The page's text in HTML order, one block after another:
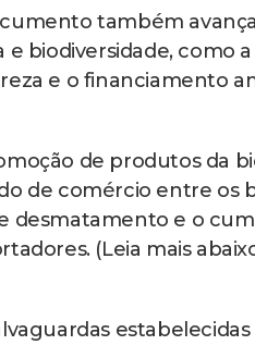
também
e biodiversidade, como
e o financiamento
de produtos da
de comércio entre os
desmatamento e o
(Leia mais